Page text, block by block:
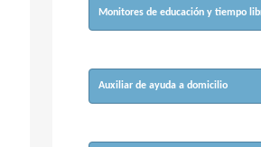
Monitores de educación y tiempo
Auxiliar de ayuda a domicilio